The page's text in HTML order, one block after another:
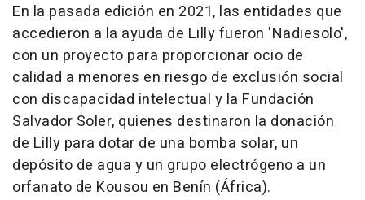
En la pasada edición en 2021, las entidades que
accedieron a la ayuda de Lilly fueron 'Nadiesolo',
con un proyecto para proporcionar ocio de
calidad a menores en riesgo de exclusión social
con discapacidad intelectual y la Fundación
Salvador Soler, quienes destinaron la donación
de Lilly para dotar de una bomba solar, un
depósito de agua y un grupo electrógeno a un
orfanato de Kousou en Benín (África).